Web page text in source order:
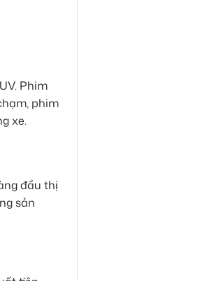
Phim
phim
xe.
đầu thị
sản